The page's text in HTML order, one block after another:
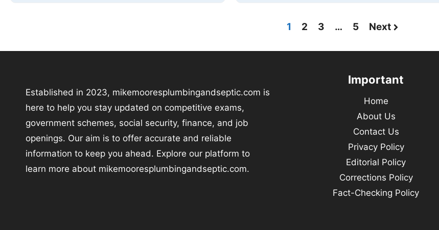
1 2 3 … 5 Next
Established in 2023, mikemooresplumbingandseptic.com is
here to help you stay updated on competitive exams,
government schemes, social security, finance, and job
openings. Our aim is to offer accurate and reliable
information to keep you ahead. Explore our platform to
learn more about mikemooresplumbingandseptic.com.
Important
Home
About Us
Contact Us
Privacy Policy
Editorial Policy
Corrections Policy
Fact-Checking Policy